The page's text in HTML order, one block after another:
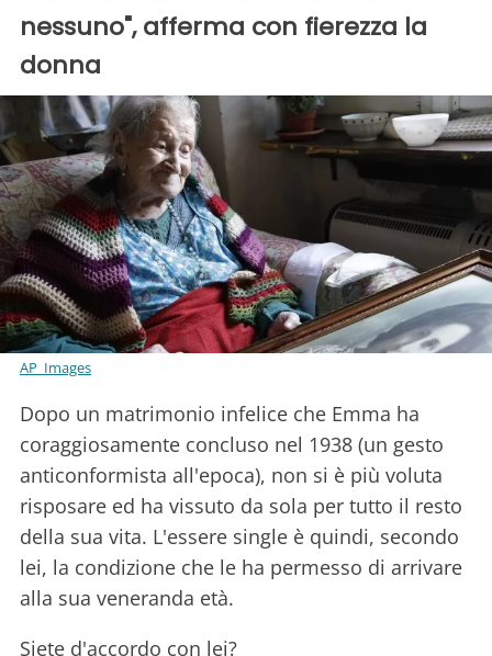
nessuno", afferma con fierezza la
donna
AP_Images
Dopo un matrimonio infelice che Emma ha
coraggiosamente concluso nel 1938 (un gesto
anticonformista all'epoca), non si è più voluta
risposare ed ha vissuto da sola per tutto il resto
della sua vita. L'essere single è quindi, secondo
lei, la condizione che le ha permesso di arrivare
alla sua veneranda età.
Siete d'accordo con lei?